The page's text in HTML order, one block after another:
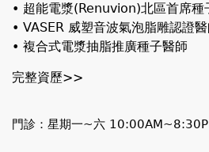
• 超能電漿(Renuvion)北區首席種
• VASER 威塑音波氣泡脂雕認證
• 複合式電漿抽脂推廣種子醫師
完整資歷>>
門診：星期一~六